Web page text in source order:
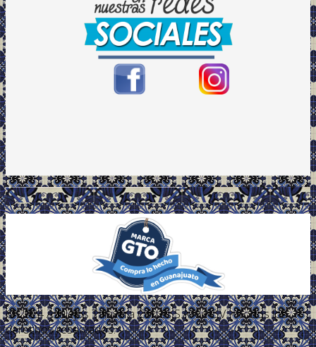
.
© 2024 Azulejos Talavera Cortés S.A. de C.V. - Todos los
derechos reservados.